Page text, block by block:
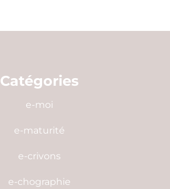
Catégories
e-moi
e-maturité
e-crivons
e-chographie